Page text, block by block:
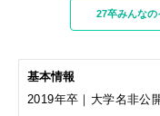
27卒みんな
基本情報
2019年卒｜大学名非公